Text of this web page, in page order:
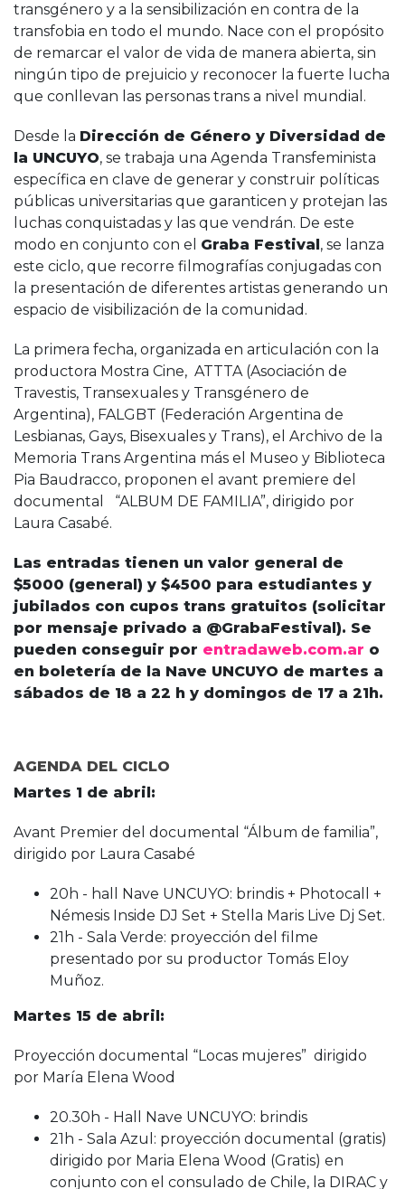
transgénero y a la sensibilización en contra de la
transfobia en todo el mundo. Nace con el propósito
de remarcar el valor de vida de manera abierta, sin
ningún tipo de prejuicio y reconocer la fuerte lucha
que conllevan las personas trans a nivel mundial.
Desde la Dirección de Género y Diversidad de
la UNCUYO, se trabaja una Agenda Transfeminista
específica en clave de generar y construir políticas
públicas universitarias que garanticen y protejan las
luchas conquistadas y las que vendrán. De este
modo en conjunto con el Graba Festival, se lanza
este ciclo, que recorre filmografías conjugadas con
la presentación de diferentes artistas generando un
espacio de visibilización de la comunidad.
La primera fecha, organizada en articulación con la
productora Mostra Cine, ATTTA (Asociación de
Travestis, Transexuales y Transgénero de
Argentina), FALGBT (Federación Argentina de
Lesbianas, Gays, Bisexuales y Trans), el Archivo de la
Memoria Trans Argentina más el Museo y Biblioteca
Pia Baudracco, proponen el avant premiere del
documental “ALBUM DE FAMILIA”, dirigido por
Laura Casabé.
Las entradas tienen un valor general de
$5000 (general) y $4500 para estudiantes y
jubilados con cupos trans gratuitos (solicitar
por mensaje privado a @GrabaFestival). Se
pueden conseguir por entradaweb.com.ar o
en boletería de la Nave UNCUYO de martes a
sábados de 18 a 22 h y domingos de 17 a 21h.
AGENDA DEL CICLO
Martes 1 de abril:
Avant Premier del documental “Álbum de familia”,
dirigido por Laura Casabé
20h - hall Nave UNCUYO: brindis + Photocall +
Némesis Inside DJ Set + Stella Maris Live Dj Set.
21h - Sala Verde: proyección del filme
presentado por su productor Tomás Eloy
Muñoz.
Martes 15 de abril:
Proyección documental “Locas mujeres” dirigido
por María Elena Wood
20.30h - Hall Nave UNCUYO: brindis
21h - Sala Azul: proyección documental (gratis)
dirigido por Maria Elena Wood (Gratis) en
conjunto con el consulado de Chile, la DIRAC y